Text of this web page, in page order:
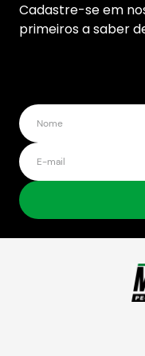
Cadastre-se em
primeiros a saber